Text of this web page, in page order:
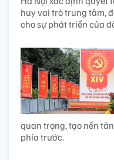
huy vai trò trung tâm,
cho sự phát triển của
quan trọng, tạo nền
phía trước.